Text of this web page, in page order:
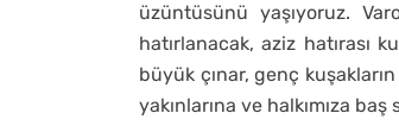
üzüntüsünü yaşıyoruz.
hatırlanacak, aziz hatırası
büyük çınar, genç
yakınlarına ve halkımıza baş